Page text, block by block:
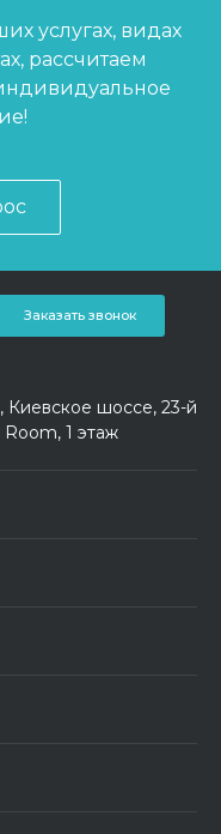
услугах, видах
рассчитаем
Заказать звонок
Киевское шоссе, 23-й
1 этаж